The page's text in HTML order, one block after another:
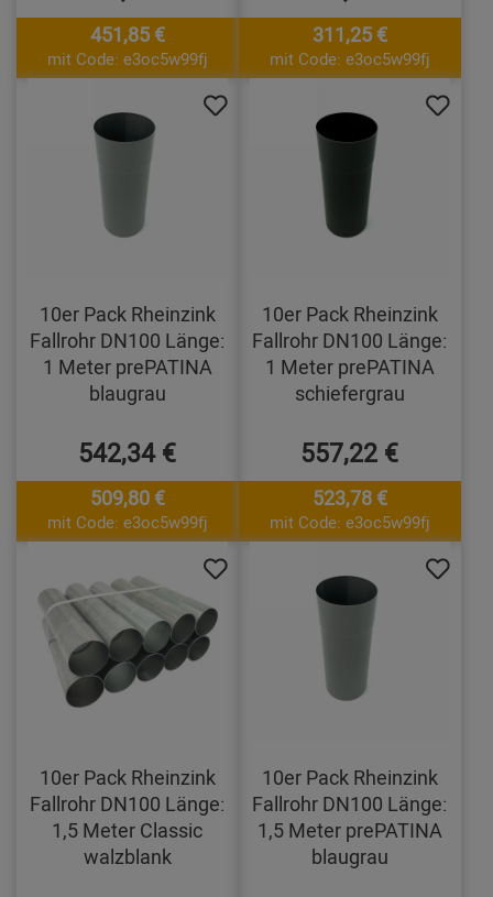
451,85 €
mit Code: e3oc5w99fj
311,25 €
mit Code: e3oc5w99fj
10er Pack Rheinzink
Fallrohr DN100 Länge:
1 Meter prePATINA
blaugrau
542,34 €
509,80 €
mit Code: e3oc5w99fj
10er Pack Rheinzink
Fallrohr DN100 Länge:
1 Meter prePATINA
schiefergrau
557,22 €
523,78 €
mit Code: e3oc5w99fj
10er Pack Rheinzink
Fallrohr DN100 Länge:
1,5 Meter Classic
walzblank
10er Pack Rheinzink
Fallrohr DN100 Länge:
1,5 Meter prePATINA
blaugrau